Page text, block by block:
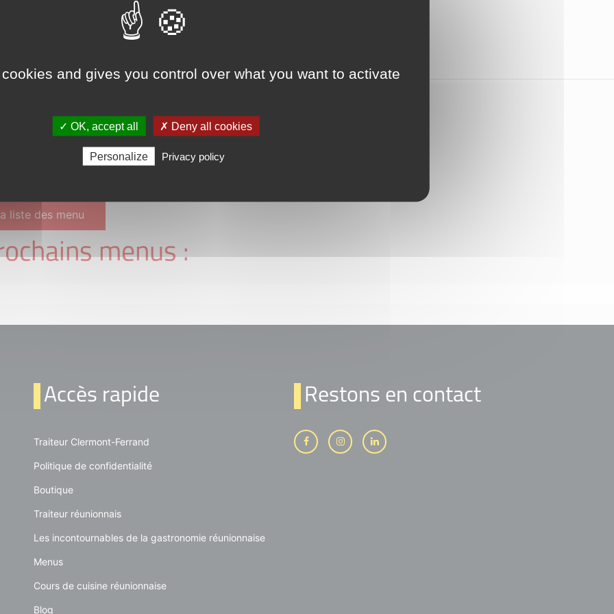
de porc, oignon, tomates, riz
liste des menu
menus :
Accès rapide
Traiteur Clermont-Ferrand
Politique de confidentialité
Boutique
Traiteur réunionnais
Les incontournables de la gastronomie réunionnaise
Menus
Cours de cuisine réunionnaise
Blog
Restons en contact
and gives you control over what you want to activate
✓ OK, accept all ✗ Deny all cookies
Personalize Privacy policy